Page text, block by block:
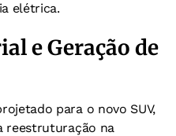
elétrica.
e Geração de
para o novo SUV,
reestruturação na